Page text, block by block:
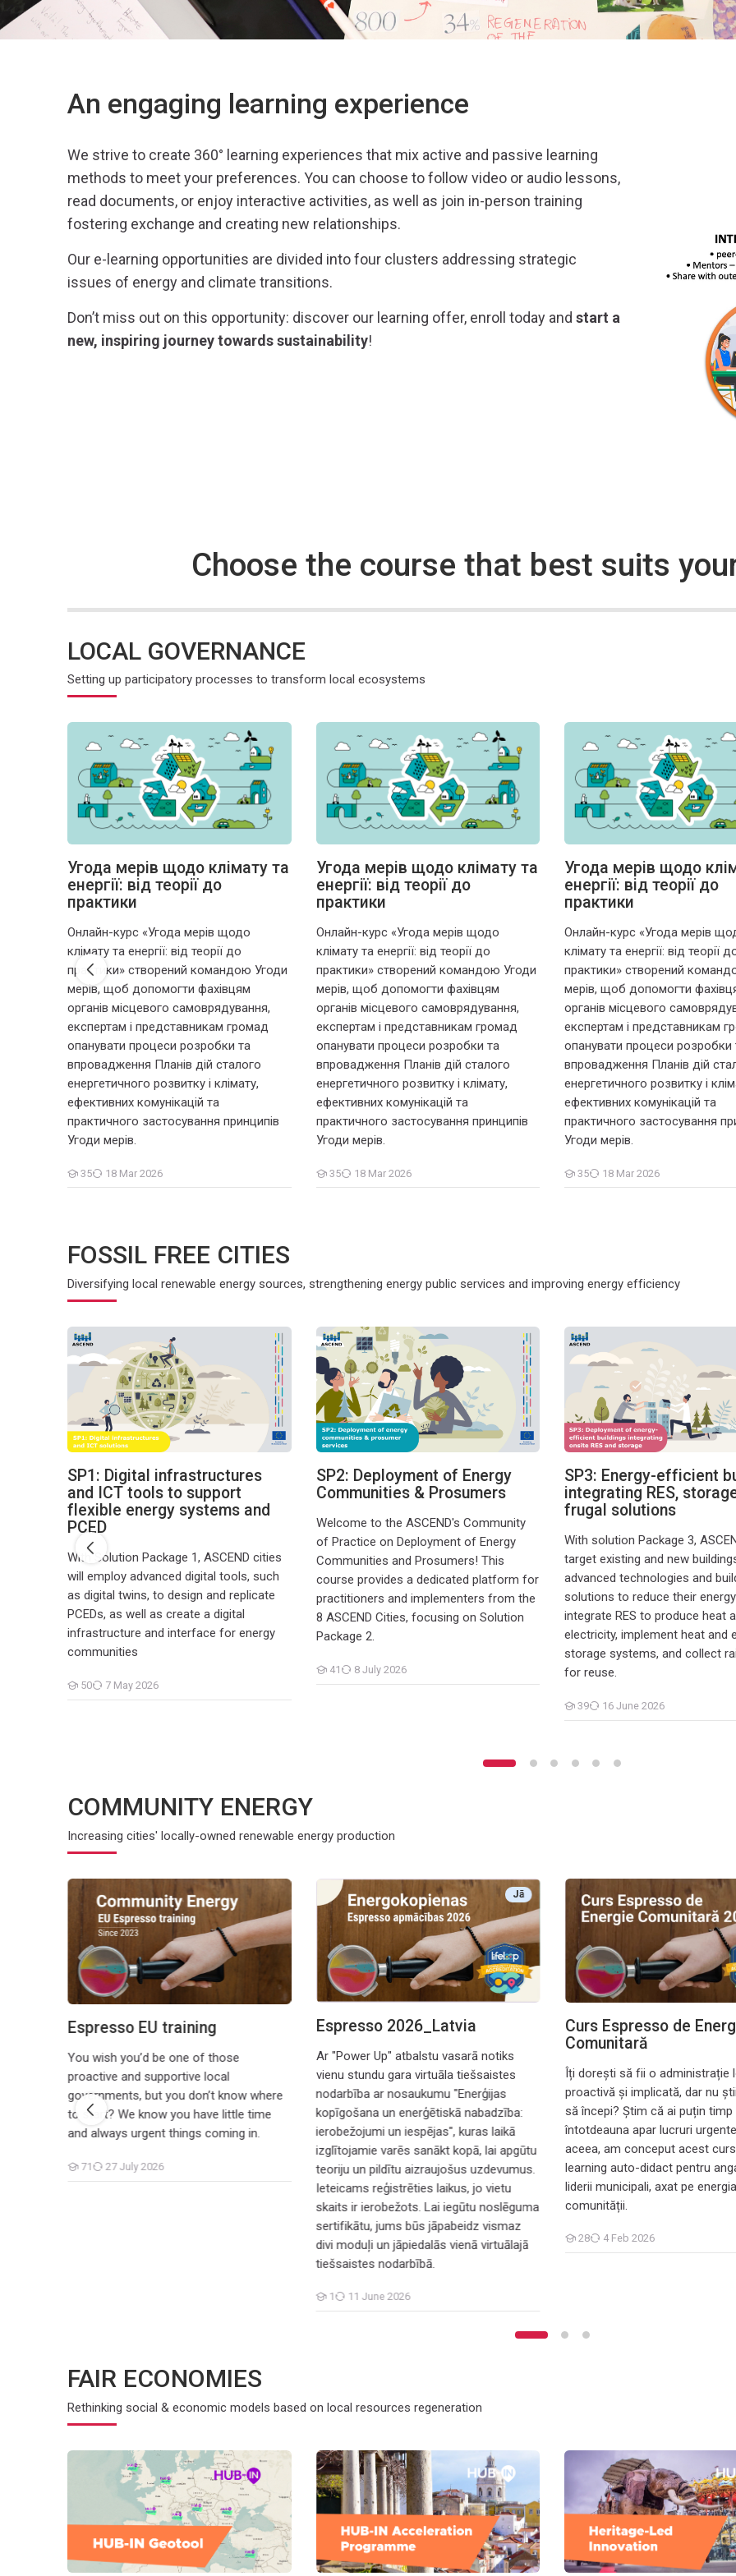
An engaging learning experience
We strive to create 360° learning experiences that mix active and passive learning
methods to meet your preferences. You can choose to follow video or audio lessons,
read documents, or enjoy interactive activities, as well as join in-person training
fostering exchange and creating new relationships.
Our e-learning opportunities are divided into four clusters addressing strategic
issues of energy and climate transitions.
Don’t miss out on this opportunity: discover our learning offer, enroll today and start a
new, inspiring journey towards sustainability!
Choose the course that best suits
LOCAL GOVERNANCE
Setting up participatory processes to transform local ecosystems
Угода мерів щодо клімату та
енергії: від теорії до
практики
Онлайн-курс «Угода мерів щодо
клімату та енергії: від теорії до
практики» створений командою Угоди
мерів, щоб допомогти фахівцям
органів місцевого самоврядування,
експертам і представникам громад
опанувати процеси розробки та
впровадження Планів дій сталого
енергетичного розвитку і клімату,
ефективних комунікацій та
практичного застосування принципів
Угоди мерів.
35
Students
18 Mar 2026
Угода мерів щодо клімату та енергії: від теорії до практики
Угода мерів щодо клімату та
енергії: від теорії до
практики
Онлайн-курс «Угода мерів щодо
клімату та енергії: від теорії до
практики» створений командою Угоди
мерів, щоб допомогти фахівцям
органів місцевого самоврядування,
експертам і представникам громад
опанувати процеси розробки та
впровадження Планів дій сталого
енергетичного розвитку і клімату,
ефективних комунікацій та
практичного застосування принципів
Угоди мерів.
35
Students
18 Mar 2026
Угода мерів щодо клімату та енергії: від теорії до практики
Угода мерів щодо
енергії: від теорії до
практики
Онлайн-курс «Угода мерів
клімату та енергії: від теорії
практики» створений
мерів, щоб допомогти
органів місцевого
експертам і представникам
опанувати процеси розробки
впровадження Планів дій
енергетичного розвитку і
ефективних комунікацій та
практичного застосування
Угоди мерів.
35
Students
18 Mar 2026
Угода мерів щодо клімату та
FOSSIL FREE CITIES
Diversifying local renewable energy sources, strengthening energy public services and improving energy efficiency
an umbrella solution
SP1: Digital infrastructures
and ICT tools to support
flexible energy systems and
PCED
With Solution Package 1, ASCEND cities
will employ advanced digital tools, such
as digital twins, to design and replicate
PCEDs, as well as create a digital
infrastructure and interface for energy
communities
50
Students
7 May 2026
SP1: Digital infrastructures and ICT tools to support flexible energy systems and PCED
SP2: Deployment of Energy
Communities & Prosumers
Welcome to the ASCEND's Community
of Practice on Deployment of Energy
Communities and Prosumers! This
course provides a dedicated platform for
practitioners and implementers from the
8 ASCEND Cities, focusing on Solution
Package 2.
41
Students
8 July 2026
SP2: Deployment of Energy Communities & Prosumers
SP3: Energy-efficient
integrating RES,
frugal solutions
With solution Package 3,
target existing and new
advanced technologies and
solutions to reduce their
integrate RES to produce heat
electricity, implement heat and
storage systems, and collect
for reuse.
39
Students
16 June 2026
SP3: Energy-efficient buildings
COMMUNITY ENERGY
Increasing cities' locally-owned renewable energy production
Espresso EU training
You wish you’d be one of those
proactive and supportive local
governments, but you don’t know where
to start? We know you have little time
and always urgent things coming in.
71
Students
27 July 2026
Espresso EU training Jā
Espresso 2026_Latvia
Ar "Power Up" atbalstu vasarā notiks
vienu stundu gara virtuāla tiešsaistes
nodarbība ar nosaukumu "Enerģijas
kopīgošana un enerģētiskā nabadzība:
ierobežojumi un iespējas", kuras laikā
izglītojamie varēs sanākt kopā, lai apgūtu
teoriju un pildītu aizraujošus uzdevumus.
Ieteicams reģistrēties laikus, jo vietu
skaits ir ierobežots. Lai iegūtu noslēguma
sertifikātu, jums būs jāpabeidz vismaz
divi moduļi un jāpiedalās vienā virtuālajā
tiešsaistes nodarbībā.
1
Students
11 June 2026
Espresso 2026_Latvia
Curs Espresso de
Comunitară
Îți dorești să fii o administrație
proactivă și implicată, dar nu
să începi? Știm că ai puțin timp
întotdeauna apar lucruri
aceea, am conceput acest
learning auto-didact pentru
liderii municipali, axat pe energia
comunității.
28
Students
4 Feb 2026
Curs Espresso de Energie
FAIR ECONOMIES
Rethinking social & economic models based on local resources regeneration
areas regenerationA georeferenced framework to assess the potential of historic urban areasDriving innovation hubs for heritage revitalisation in historic urban areas
Heritage-Led Innovation: